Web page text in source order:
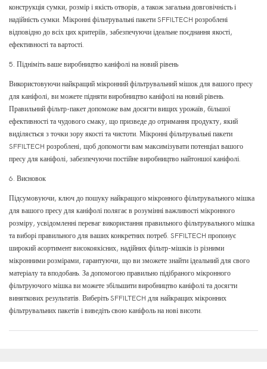
конструкція сумки, розмір і якість отворів, а також загальна довговічність і
надійність сумки. Мікронні фільтрувальні пакети SFFILTECH розроблені
відповідно до всіх цих критеріїв, забезпечуючи ідеальне поєднання якості,
ефективності та вартості.
5. Підніміть ваше виробництво каніфолі на новий рівень
Використовуючи найкращий мікронний фільтрувальний мішок для вашого пресу
для каніфолі, ви можете підняти виробництво каніфолі на новий рівень.
Правильний фільтр-пакет допоможе вам досягти вищих урожаїв, більшої
ефективності та чудового смаку, що призведе до отримання продукту, який
виділяється з точки зору якості та чистоти. Мікронні фільтрувальні пакети
SFFILTECH розроблені, щоб допомогти вам максимізувати потенціал вашого
пресу для каніфолі, забезпечуючи постійне виробництво найтоншої каніфолі.
6. Висновок
Підсумовуючи, ключ до пошуку найкращого мікронного фільтрувального мішка
для вашого пресу для каніфолі полягає в розумінні важливості мікронного
розміру, усвідомленні переваг використання правильного фільтрувального мішка
та виборі правильного для ваших конкретних потреб. SFFILTECH пропонує
широкий асортимент високоякісних, надійних фільтр-мішків із різними
мікронними розмірами, гарантуючи, що ви зможете знайти ідеальний для свого
матеріалу та вподобань. За допомогою правильно підібраного мікронного
фільтруючого мішка ви можете збільшити виробництво каніфолі та досягти
виняткових результатів. Виберіть SFFILTECH для найкращих мікронних
фільтрувальних пакетів і виведіть свою каніфоль на нові висоти.